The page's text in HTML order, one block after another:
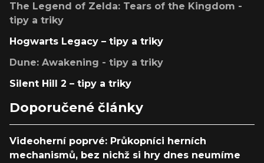
The Legend of Zelda: Tears of the Kingdom -
tipy a triky
Hogwarts Legacy – tipy a triky
Dune: Awakening - tipy a triky
Silent Hill 2 – tipy a triky
Doporučené články
Videoherní poprvé: Průkopníci herních
mechanismů, bez nichž si hry dnes neumíme